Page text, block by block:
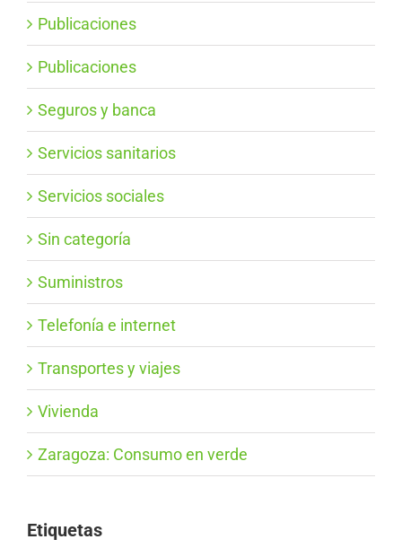
Publicaciones
Publicaciones
Seguros y banca
Servicios sanitarios
Servicios sociales
Sin categoría
Suministros
Telefonía e internet
Transportes y viajes
Vivienda
Zaragoza: Consumo en verde
Etiquetas